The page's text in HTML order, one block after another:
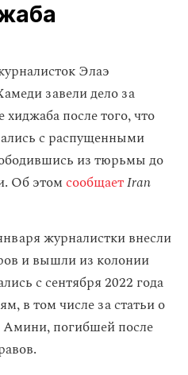
Элаэ
завели дело за
после того, что
с распущенными
из тюрьмы до
Об этомсообщаетIran
журналистки внесли
и вышли из колонии
с сентября 2022 года
в том числе за статьи о
погибшей после